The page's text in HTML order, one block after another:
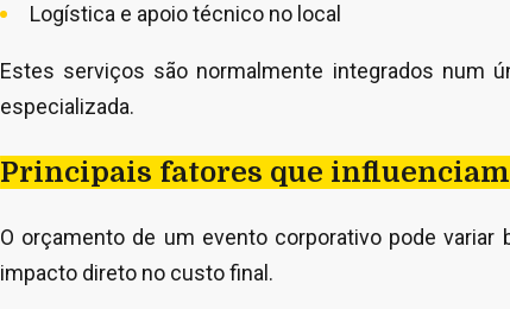
Logística e apoio técnico no local
Estes serviços são normalmente integrados num
especializada.
Principais fatores que
O orçamento de um evento corporativo pode
impacto direto no custo final.